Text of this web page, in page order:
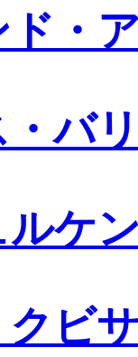
・
バ
ルケ
クビ